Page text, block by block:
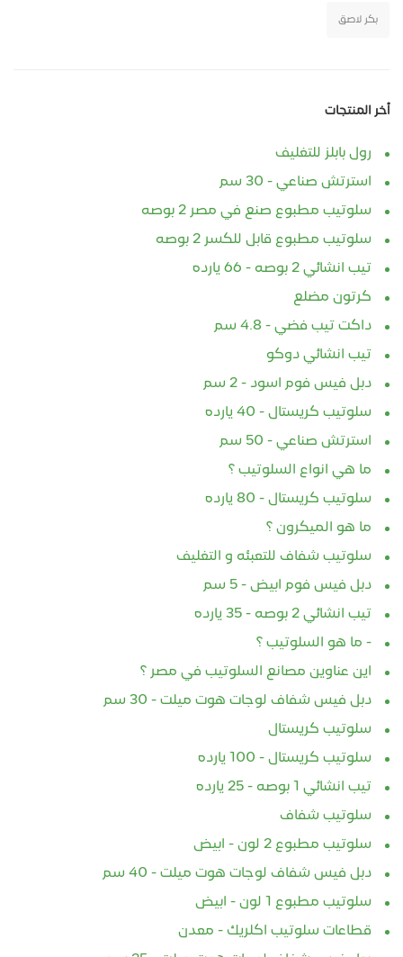
بكر لاصق
أخر المنتجات
رول بابلز للتغليف
استرتش صناعي - 30 سم
سلوتيب مطبوع صنع في مصر 2 بوصه
سلوتيب مطبوع قابل للكسر 2 بوصه
تيب انشائي 2 بوصه - 66 يارده
كرتون مضلع
داكت تيب فضي - 4.8 سم
تيب انشائي دوكو
دبل فيس فوم اسود - 2 سم
سلوتيب كريستال - 40 يارده
استرتش صناعي - 50 سم
ما هي انواع السلوتيب ؟
سلوتيب كريستال - 80 يارده
ما هو الميكرون ؟
سلوتيب شفاف للتعبئه و التغليف
دبل فيس فوم ابيض - 5 سم
تيب انشائي 2 بوصه - 35 يارده
- ما هو السلوتيب ؟
اين عناوين مصانع السلوتيب في مصر ؟
دبل فيس شفاف لوجات هوت ميلت - 30 سم
سلوتيب كريستال
سلوتيب كريستال - 100 يارده
تيب انشائي 1 بوصه - 25 يارده
سلوتيب شفاف
سلوتيب مطبوع 2 لون - ابيض
دبل فيس شفاف لوجات هوت ميلت - 40 سم
سلوتيب مطبوع 1 لون - ابيض
قطاعات سلوتيب اكلريك - معدن
دبل فيس شفاف لوجات هوت ميلت - 25 سم